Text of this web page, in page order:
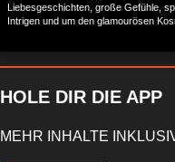
Liebesgeschichten, große Gefühle,
Intrigen und um den glamourösen
HOLE DIR DIE APP
MEHR INHALTE